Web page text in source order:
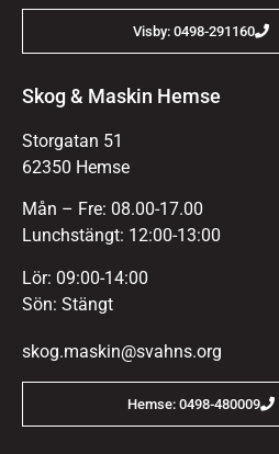
Visby: 0498-291160
Skog & Maskin Hemse
Storgatan 51
62350 Hemse
Mån – Fre: 08.00-17.00
Lunchstängt: 12:00-13:00
Lör: 09:00-14:00
Sön: Stängt
skog.maskin@svahns.org
Hemse: 0498-480009